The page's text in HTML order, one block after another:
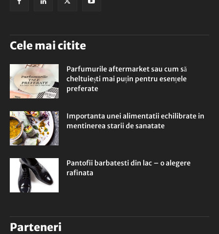
Cele mai citite
Parfumurile aftermarket sau cum să
cheltuiești mai puțin pentru esențele
preferate
Importanta unei alimentatii echilibrate in
mentinerea starii de sanatate
Pantofii barbatesti din lac – o alegere
rafinata
Parteneri